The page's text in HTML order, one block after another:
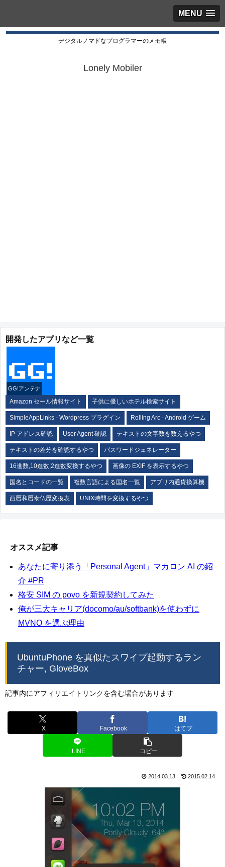
MENU
デジタルノマドなプログラマーのメモ帳
Lonely Mobiler
開発したアプリなど一覧
GG!アンテナ
Amazon セール情報サイト 子供に優しいホテル検索サイト
SimpleAppLinks - Wordpress プラグイン Rolling Arc - Android ゲーム
IP アドレス確認 User Agent 確認 テキストの文字数を数えるやつ
テキストの差分を確認するやつ パスワードジェネレーター
16進数,10進数,2進数変換するやつ 画像の EXIF を表示するやつ
国名とコードの一覧 複数言語による国名一覧 アプリ内通貨換算機
西暦和暦泰仏歴変換表 UNIX時間を変換するやつ
オススメ記事
あなたに寄り添う「Personal Agent」マカロン AI の紹
介 #PR
格安 SIM の povo を新規契約してみた
俺が三大キャリア(docomo/au/softbank)を使わずに
MVNO を選ぶ理由
UbuntuPhone を真似たスワイプ起動するラン
チャー, GloveBox
記事内にアフィリエイトリンクを含む場合があります
X Facebook はてブ
LINE コピー
2014.03.13 2015.02.14